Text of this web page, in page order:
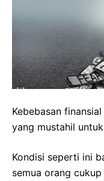
Kebebasan
yang mustahil
Kondisi seperti ini
semua orang